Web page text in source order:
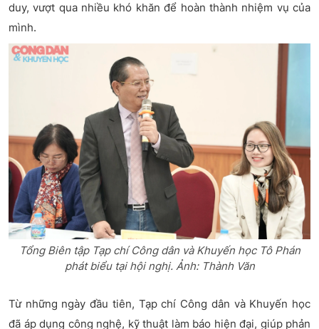
duy, vượt qua nhiều khó khăn để hoàn thành nhiệm vụ của
mình.
Tổng Biên tập Tạp chí Công dân và Khuyến học Tô Phán
phát biểu tại hội nghị. Ảnh: Thành Văn
Từ những ngày đầu tiên, Tạp chí Công dân và Khuyến học
đã áp dụng công nghệ, kỹ thuật làm báo hiện đại, giúp phản